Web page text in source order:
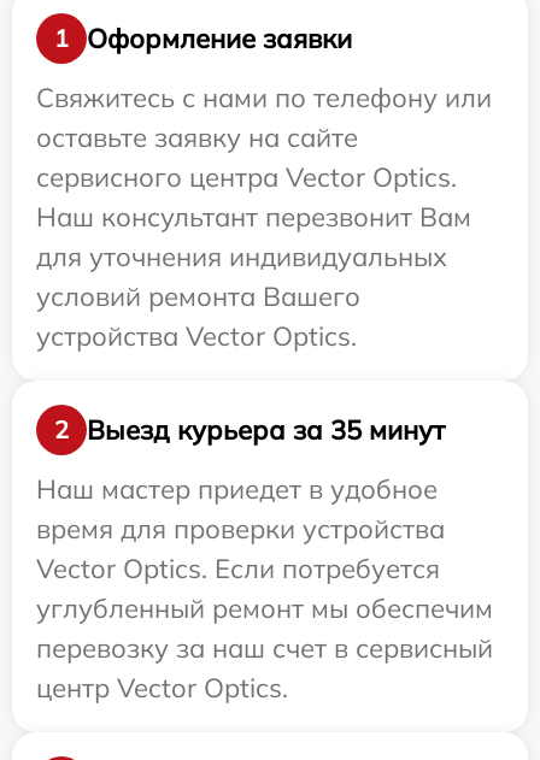
1
Оформление заявки
Свяжитесь с нами по телефону или
оставьте заявку на сайте
сервисного центра Vector Optics.
Наш консультант перезвонит Вам
для уточнения индивидуальных
условий ремонта Вашего
устройства Vector Optics.
2
Выезд курьера за 35 минут
Наш мастер приедет в удобное
время для проверки устройства
Vector Optics. Если потребуется
углубленный ремонт мы обеспечим
перевозку за наш счет в сервисный
центр Vector Optics.